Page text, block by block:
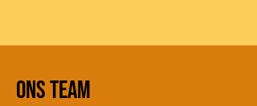
ons team